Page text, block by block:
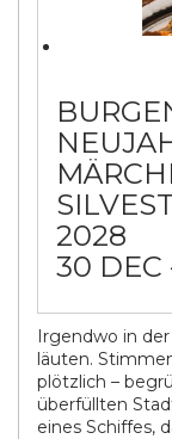
2028
30 DEC
Irgendwo in
läuten.
plötzlich –
überfüllten
eines Schiffes,